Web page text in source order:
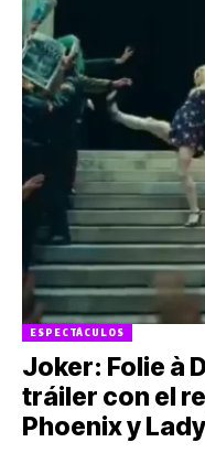
ESPECTÁCULOS
Joker: Folie à
tráiler con el
Phoenix y